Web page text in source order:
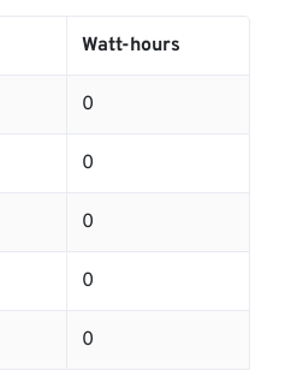
Watt-hours
0
0
0
0
0